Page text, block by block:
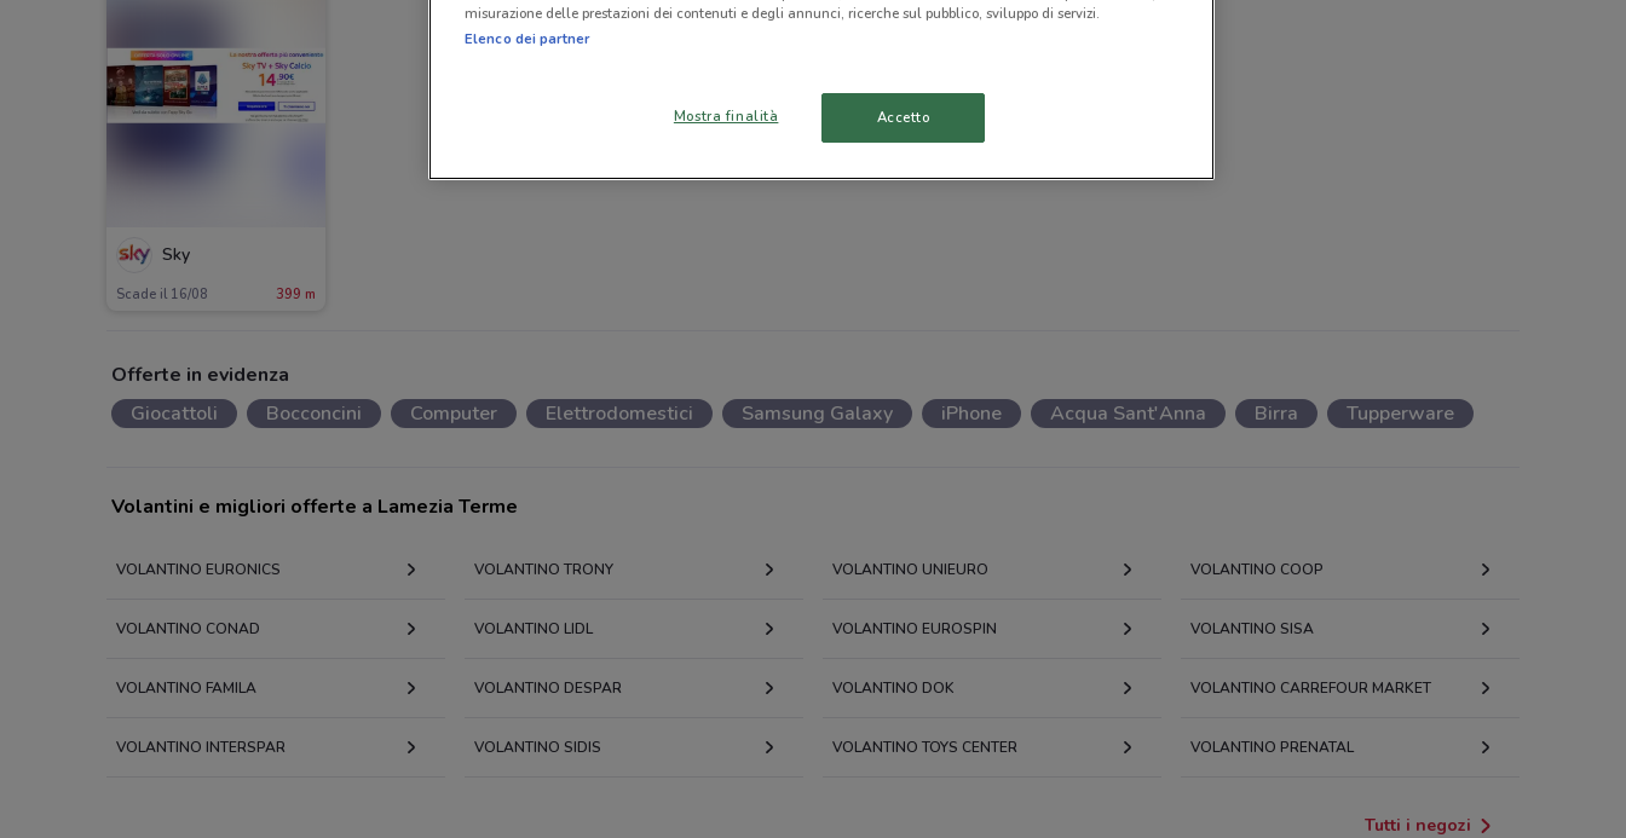
Sky
Scade il 16/08 399 m
Offerte in evidenza
Giocattoli
Bocconcini Computer Elettrodomestici Samsung Galaxy iPhone Acqua Sant'Anna Birra Tupperware
Volantini e migliori offerte a Lamezia Terme
VOLANTINO EURONICS VOLANTINO TRONY VOLANTINO UNIEURO VOLANTINO COOP
VOLANTINO CONAD VOLANTINO LIDL VOLANTINO EUROSPIN VOLANTINO SISA
VOLANTINO FAMILA VOLANTINO DESPAR VOLANTINO DOK VOLANTINO CARREFOUR MARKET
VOLANTINO INTERSPAR VOLANTINO SIDIS VOLANTINO TOYS CENTER VOLANTINO PRENATAL
Tutti i negozi
misurazione delle prestazioni dei contenuti e degli annunci, ricerche sul pubblico, sviluppo di servizi.
Elenco dei partner
Mostra finalità Accetto